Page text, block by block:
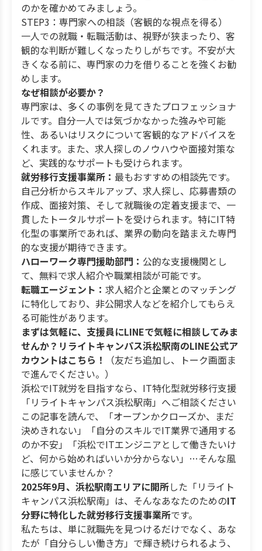
のかを確かめてみましょう。
STEP3：専門家への相談（客観的な視点を得る）
一人での就職・転職活動は、視野が狭まったり、客
観的な判断が難しくなったりしがちです。不安が大
きくなる前に、専門家の力を借りることを強くお勧
めします。
なぜ相談が必要か？
専門家は、多くの事例を見てきたプロフェッショナ
ルです。自分一人では気づかなかった強みや可能
性、あるいはリスクについて客観的なアドバイスを
くれます。また、求人探しのノウハウや面接対策な
ど、実践的なサポートも受けられます。
就労移行支援事業所： 最もおすすめの相談先です。
自己分析からスキルアップ、求人探し、応募書類の
作成、面接対策、そして就職後の定着支援まで、一
貫したトータルサポートを受けられます。特にIT特
化型の事業所であれば、業界の動向を踏まえた専門
的な支援が期待できます。
ハローワーク専門援助部門： 公的な支援機関とし
て、無料で求人紹介や職業相談が可能です。
転職エージェント： 求人紹介と企業とのマッチング
に特化しており、非公開求人などを紹介してもらえ
る可能性があります。
まずは気軽に、支援員にLINEで気軽に相談してみま
せんか？リライトキャンパス浜松駅南のLINE公式ア
カウントはこちら！
（友だち追加し、トーク画面ま
で進んでください。）
浜松でIT就労を目指すなら、IT特化型就労移行支援
「リライトキャンパス浜松駅南」へご相談ください
この記事を読んで、「オープンかクローズか、まだ
決めきれない」「自分のスキルでIT業界で通用する
のか不安」「浜松でITエンジニアとして働きたいけ
ど、何から始めればいいか分からない」…そんな風
に感じていませんか？
2025年9月、浜松駅南エリアに開所した「リライト
キャンパス浜松駅南」は、そんなあなたのためのIT
分野に特化した就労移行支援事業所です。
私たちは、単に就職先を見つけるだけでなく、あな
たが「自分らしい働き方」で輝き続けられるよう、